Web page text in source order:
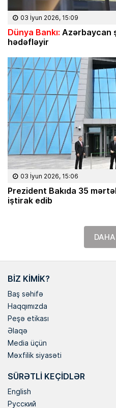
03 İyun 2026, 15:09
Dünya Bankı: Azərbaycan
hədəfləyir
03 İyun 2026, 15:06
Prezident Bakıda 35
iştirak edib
BIZ KIMIK?
Baş səhifə
Haqqımızda
Peşə etikası
Əlaqə
Media üçün
Məxfilik siyasəti
SÜRƏTLI KEÇIDLƏR
English
Русский